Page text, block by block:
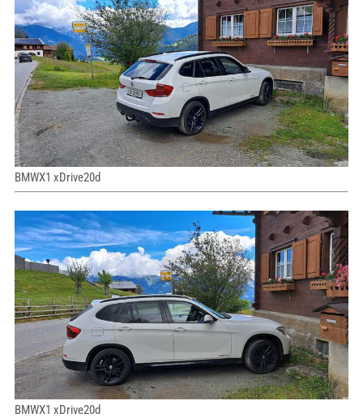
BMWX1 xDrive20d
BMWX1 xDrive20d